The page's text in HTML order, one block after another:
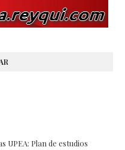
UPEA: Plan de estudios